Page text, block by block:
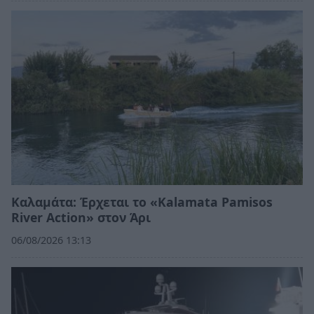
Καλαμάτα: Έρχεται το «Kalamata Pamisos
River Action» στον Άρι
06/08/2026 13:13